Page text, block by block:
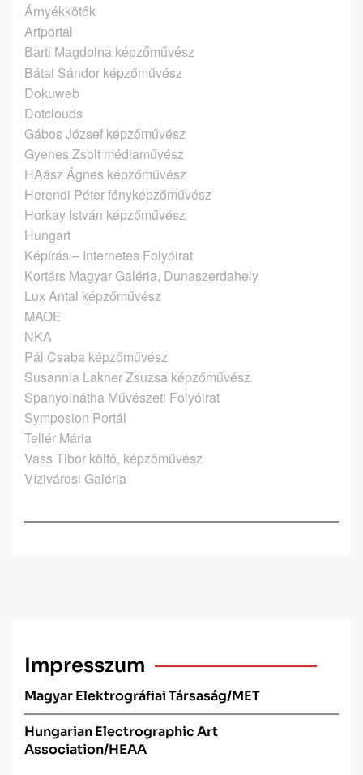
Árnyékkötők
Artportal
Barti Magdolna képzőművész
Bátai Sándor képzőművész
Dokuweb
Dotclouds
Gábos József képzőművész
Gyenes Zsolt médiaművész
HAász Ágnes képzőművész
Herendi Péter fényképzőművész
Horkay István képzőművész
Hungart
Képírás – Internetes Folyóirat
Kortárs Magyar Galéria, Dunaszerdahely
Lux Antal képzőművész
MAOE
NKA
Pál Csaba képzőművész
Susannia Lakner Zsuzsa képzőművész
Spanyolnátha Művészeti Folyóirat
Symposion Portál
Tellér Mária
Vass Tibor költő, képzőművész
Vízivárosi Galéria
Impresszum
Magyar Elektrográfiai Társaság/MET
Hungarian Electrographic Art
Association/HEAA